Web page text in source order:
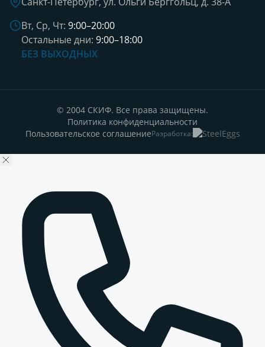
Вт, Ср, Чт: 9:00–20:00
Остальные дни: 9:00–18:00
БЕЗ ВЫХОДНЫХ
© 2004 СКИФ. Все права защищены.
Политика конфиденциальности
Пользовательское соглашениеРазработка: